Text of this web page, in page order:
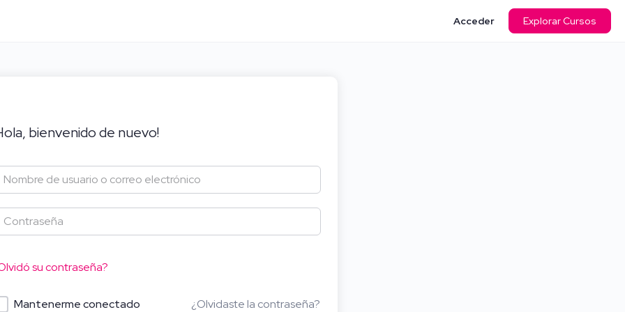
Acceder Explorar Cursos
bienvenido de nuevo!
su contraseña?
Mantenerme conectado ¿Olvidaste la contraseña?